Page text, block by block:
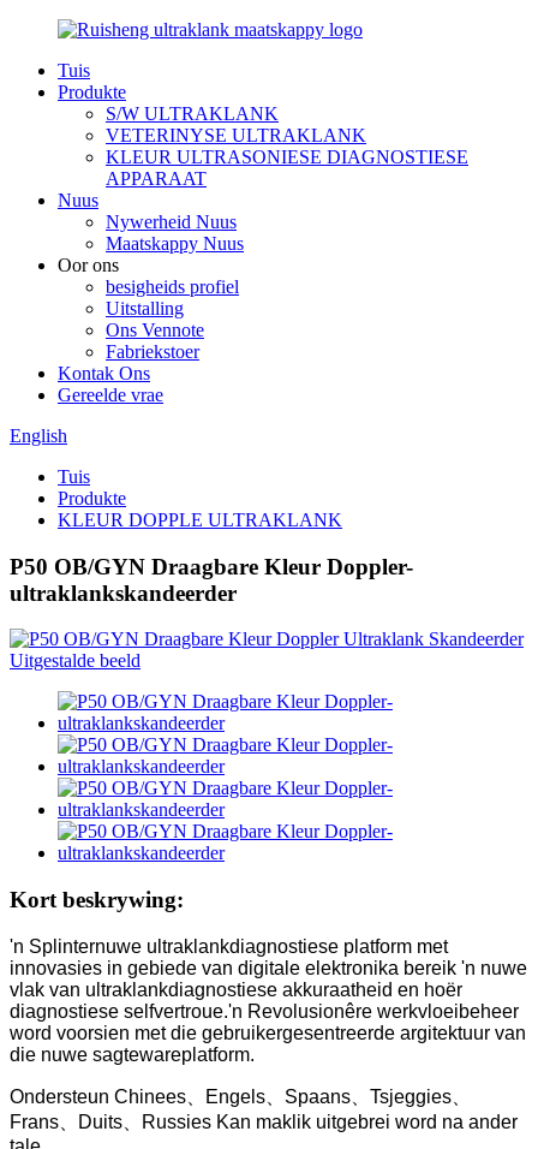
Tuis
Produkte
S/W ULTRAKLANK
VETERINYSE ULTRAKLANK
KLEUR ULTRASONIESE DIAGNOSTIESE
APPARAAT
Nuus
Nywerheid Nuus
Maatskappy Nuus
Oor ons
besigheids profiel
Uitstalling
Ons Vennote
Fabriekstoer
Kontak Ons
Gereelde vrae
English
Tuis
Produkte
KLEUR DOPPLE ULTRAKLANK
P50 OB/GYN Draagbare Kleur Doppler-
ultraklankskandeerder
Kort beskrywing:
'n Splinternuwe ultraklankdiagnostiese platform met
innovasies in gebiede van digitale elektronika bereik 'n nuwe
vlak van ultraklankdiagnostiese akkuraatheid en hoër
diagnostiese selfvertroue.'n Revolusionêre werkvloeibeheer
word voorsien met die gebruikergesentreerde argitektuur van
die nuwe sagtewareplatform.
Ondersteun Chinees、Engels、Spaans、Tsjeggies、
Frans、Duits、Russies Kan maklik uitgebrei word na ander